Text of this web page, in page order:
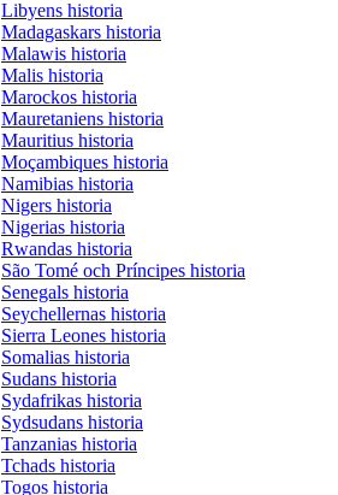
Libyens historia
Madagaskars historia
Malawis historia
Malis historia
Marockos historia
Mauretaniens historia
Mauritius historia
Moçambiques historia
Namibias historia
Nigers historia
Nigerias historia
Rwandas historia
São Tomé och Príncipes historia
Senegals historia
Seychellernas historia
Sierra Leones historia
Somalias historia
Sudans historia
Sydafrikas historia
Sydsudans historia
Tanzanias historia
Tchads historia
Togos historia